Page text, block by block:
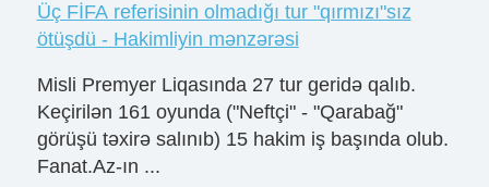
Üç FİFA referisinin olmadığı tur "qırmızı"sız
ötüşdü - Hakimliyin mənzərəsi
Misli Premyer Liqasında 27 tur geridə qalıb.
Keçirilən 161 oyunda ("Neftçi" - "Qarabağ"
görüşü təxirə salınıb) 15 hakim iş başında olub.
Fanat.Az-ın ...